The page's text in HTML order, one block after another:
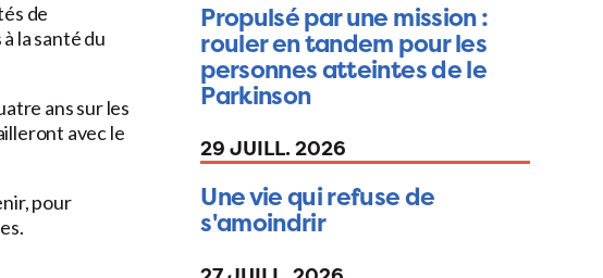
de
la santé du
ans sur les
avec le
pour
Propulsé par une mission :
rouler en tandem pour les
personnes atteintes de le
Parkinson
29 JUILL. 2026
Une vie qui refuse de
s'amoindrir